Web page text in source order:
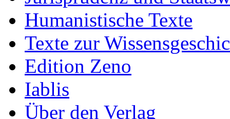
Humanistische Texte
Texte zur
Edition Zeno
Iablis
Über den Verlag